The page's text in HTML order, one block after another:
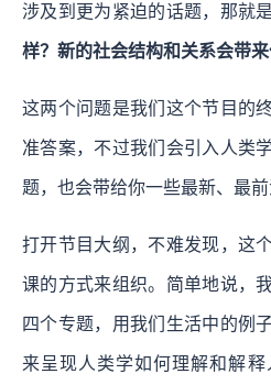
涉及到更为紧迫的话题，那就是
样？新的社会结构和关系会带来
这两个问题是我们这个节目的
准答案，不过我们会引入人类
题，也会带给你一些最新、最前
打开节目大纲，不难发现，这
课的方式来组织。简单地说，
四个专题，用我们生活中的例
来呈现人类学如何理解和解